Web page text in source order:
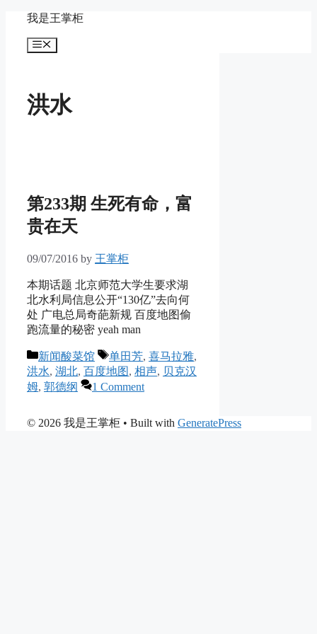
content
我是王掌柜
Menu
洪水
第233期 生死有命，富
贵在天
09/07/2016 by 王掌柜
本期话题 北京师范大学生要求湖
北水利局信息公开“130亿”去向何
处 广电总局奇葩新规 百度地图偷
跑流量的秘密 yeah man
Categories
新闻酸菜馆 Tags
单田芳, 喜马拉雅,
洪水, 湖北, 百度地图 , 相声, 贝克汉
姆, 郭德纲 1 Comment
© 2026 我是王掌柜 • Built with GeneratePress